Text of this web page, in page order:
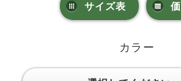
サイズ表
カラー